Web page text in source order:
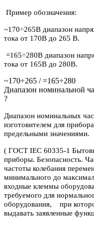
Пример обозначения:
~170÷265В диапазон
тока от 170В до 265 В.
=165÷280В диапазон
тока от 165В до 280В.
~170÷265 / =165÷280
Диапазон номинальной
?
Диапазон номинальных
изготовителем для
предельными значениями.
( ГОСТ IEC 60335-1
приборы. Безопасность.
частоты колебания
минимального до
входные клеммы
требуемого для
оборудования, при
выдавать заявленные